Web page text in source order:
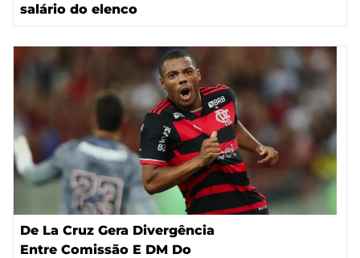
salário do elenco
De La Cruz Gera Divergência
Entre Comissão E DM Do